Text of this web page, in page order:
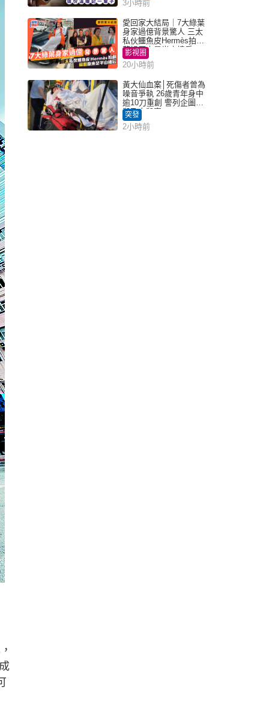
3小時前
愛回家大結局｜7大綠葉
身家過億背景驚人 三太
私伙鱷魚皮Hermès拍劇
蘇姐原來是半山樓后
影視圈
20小時前
黃大仙血案│死傷者曾為
噪音爭執 26歲青年身中
逾10刀重創 警列企圖謀
殺及自殺案
突發
2小時前